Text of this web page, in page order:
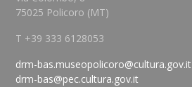
75025 Policoro (MT)
T +39 333 6128053
drm-bas.museopolicoro@cultura.gov.it
drm-bas@pec.cultura.gov.it